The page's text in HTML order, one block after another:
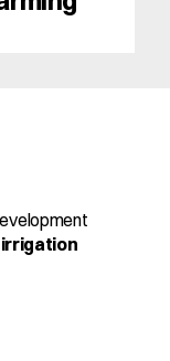
irrigation